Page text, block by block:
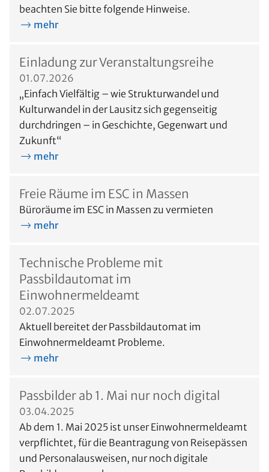
beachten Sie bitte folgende Hinweise.
mehr
Einladung zur Veranstaltungsreihe
01.07.2026
„Einfach Vielfältig – wie Strukturwandel und
Kulturwandel in der Lausitz sich gegenseitig
durchdringen – in Geschichte, Gegenwart und
Zukunft“
mehr
Freie Räume im ESC in Massen
Büroräume im ESC in Massen zu vermieten
mehr
Technische Probleme mit
Passbildautomat im
Einwohnermeldeamt
02.07.2025
Aktuell bereitet der Passbildautomat im
Einwohnermeldeamt Probleme.
mehr
Passbilder ab 1. Mai nur noch digital
03.04.2025
Ab dem 1. Mai 2025 ist unser Einwohnermeldeamt
verpflichtet, für die Beantragung von Reisepässen
und Personalausweisen, nur noch digitale